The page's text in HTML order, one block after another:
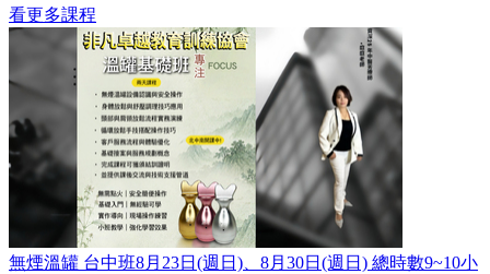
看更多課程
無煙溫罐 台中班8月23日(週日)、8月30日(週日) 總時數9~10小